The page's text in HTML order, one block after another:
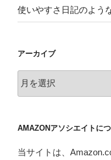
使いやすさ日記のよう
アーカイブ
ー
ブ
AMAZONアソシエイトに
当サイトは、